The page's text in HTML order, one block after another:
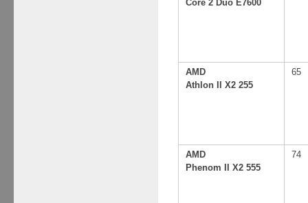
Core 2 Duo E7600
AMD
Athlon II X2 255
65
AMD
Phenom II X2 555
74